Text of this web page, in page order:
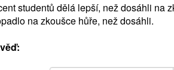
studentů dělá lepší, než dosáhli na
na zkoušce hůře, než dosáhli.